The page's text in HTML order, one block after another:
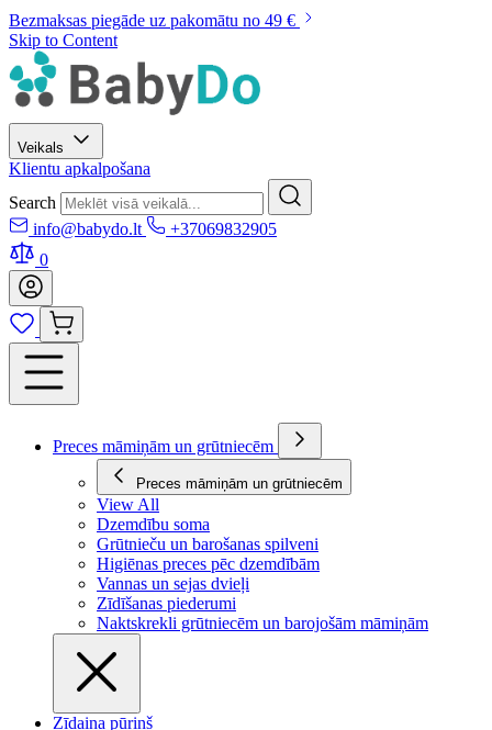
Bezmaksas piegāde uz pakomātu no 49 €
Skip to Content
Veikals
Klientu apkalpošana
Search
info@babydo.lt
+37069832905
0
Preces māmiņām un grūtniecēm
Preces māmiņām un grūtniecēm
View All
Dzemdību soma
Grūtnieču un barošanas spilveni
Higiēnas preces pēc dzemdībām
Vannas un sejas dvieļi
Zīdīšanas piederumi
Naktskrekli grūtniecēm un barojošām māmiņām
Zīdaiņa pūriņš